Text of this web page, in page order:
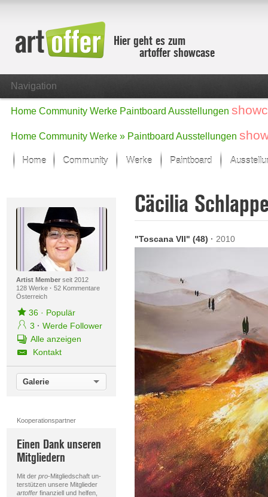
Hier geht es zum
artoffer showcase
Navigation
Home Community Werke Paintboard Ausstellungen
Home Community Werke » Paintboard Ausstellungen
Home Community Werke
Der letzte Monat im Fokus
Alle Fokus-Werke
Fokus-Werke
Paintboard
Artist Memberseit 2012
128 Werke · 52 Kommentare
Österreich
36· Populär
3 · Werde Follower
Alle anzeigen
Kontakt
Galerie
Kooperationspartner
Einen Dank unseren
Mitgliedern
Mit der pro-Mitgliedschaft un-
terstützen unsere Mitglieder
artofferfinanziell und helfen,
Cäcilia
"Toscana VII" (48) · 2010